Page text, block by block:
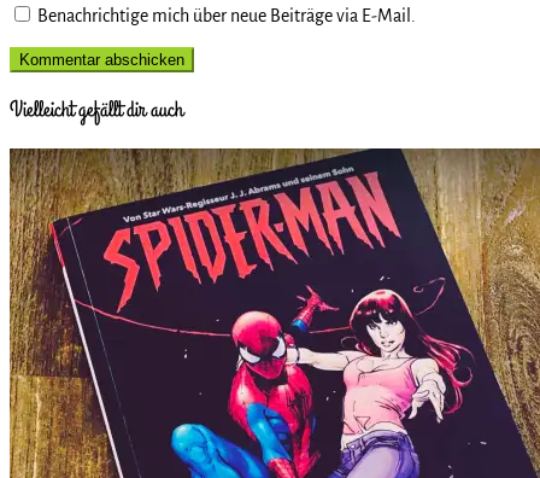
Benachrichtige mich über neue Beiträge via E-Mail.
Vielleicht gefällt dir auch